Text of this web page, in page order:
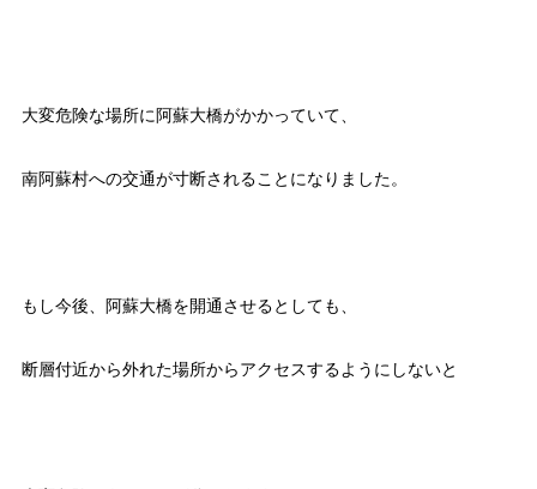
大変危険な場所に阿蘇大橋がかかっていて、
南阿蘇村への交通が寸断されることになりました。
もし今後、阿蘇大橋を開通させるとしても、
断層付近から外れた場所からアクセスするようにしないと